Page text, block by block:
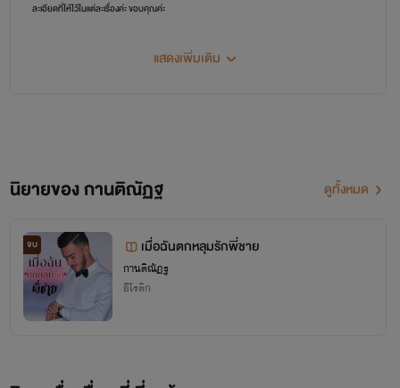
ละเอียดที่ให้ไว้ในแต่ละเรื่องค่ะ ขอบคุณค่ะ
แสดงเพิ่มเติม
นิยายของ กานติณัฏฐ ดูทั้งหมด
จบ เมื่อฉันตกหลุมรักพี่ชาย
กานติณัฏฐ
อีโรติก